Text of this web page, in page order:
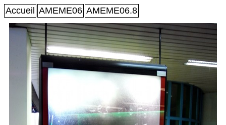
Accueil AMEME06 AMEME06.8